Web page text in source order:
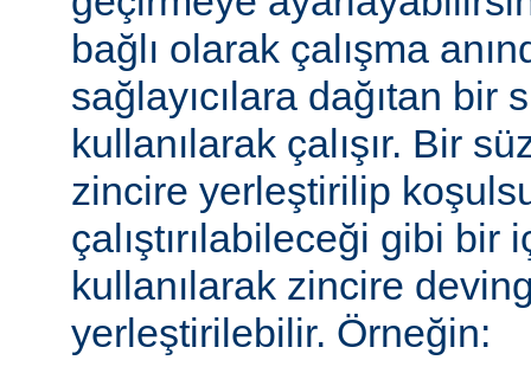
bağlı olarak çalışma
sağlayıcılara dağıtan bir
kullanılarak çalışır. Bir
zincire yerleştirilip
çalıştırılabileceği gibi bir
kullanılarak zincire
yerleştirilebilir. Örneğin: